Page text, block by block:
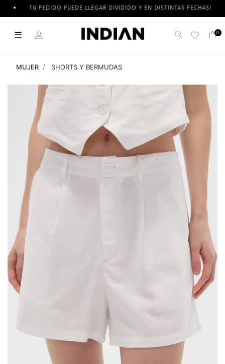
TU PEDIDO PUEDE LLEGAR DIVIDIDO Y EN DISTINTAS FECHAS!
☰ Buscar 0
MUJER SHORTS Y BERMUDAS